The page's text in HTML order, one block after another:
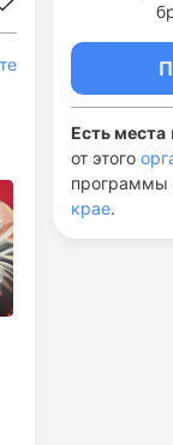
Есть места
от этого
программы
крае.